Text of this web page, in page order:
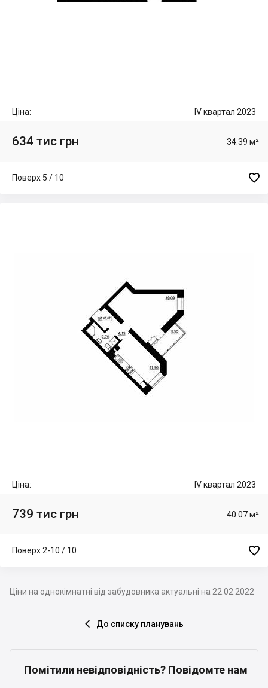
Ціна: IV квартал 2023
634 тис грн 34.39 м²
Поверх 5 / 10 
Ціна: IV квартал 2023
739 тис грн 40.07 м²
Поверх 2-10 / 10 
Ціни на однокімнатні від забудовника актуальні на 22.02.2022
 До списку планувань
Помітили невідповідність? Повідомте нам